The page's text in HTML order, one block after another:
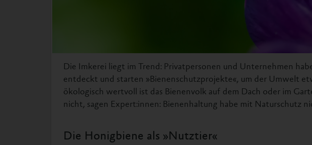
Die Imkerei liegt im Trend: Privatpersonen und Unternehmen
entdeckt und starten »Bienenschutzprojekte«, um der Umwelt
ökologisch wertvoll ist das Bienenvolk auf dem Dach oder im
nicht, sagen Expert:innen: Bienenhaltung habe mit Naturschutz
Die Honigbiene als »Nutztier«